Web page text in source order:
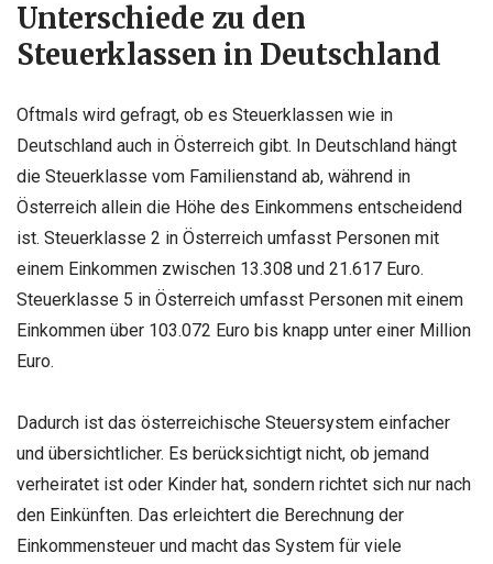
Unterschiede zu den
Steuerklassen in Deutschland
Oftmals wird gefragt, ob es Steuerklassen wie in
Deutschland auch in Österreich gibt. In Deutschland hängt
die Steuerklasse vom Familienstand ab, während in
Österreich allein die Höhe des Einkommens entscheidend
ist. Steuerklasse 2 in Österreich umfasst Personen mit
einem Einkommen zwischen 13.308 und 21.617 Euro.
Steuerklasse 5 in Österreich umfasst Personen mit einem
Einkommen über 103.072 Euro bis knapp unter einer Million
Euro.
Dadurch ist das österreichische Steuersystem einfacher
und übersichtlicher. Es berücksichtigt nicht, ob jemand
verheiratet ist oder Kinder hat, sondern richtet sich nur nach
den Einkünften. Das erleichtert die Berechnung der
Einkommensteuer und macht das System für viele